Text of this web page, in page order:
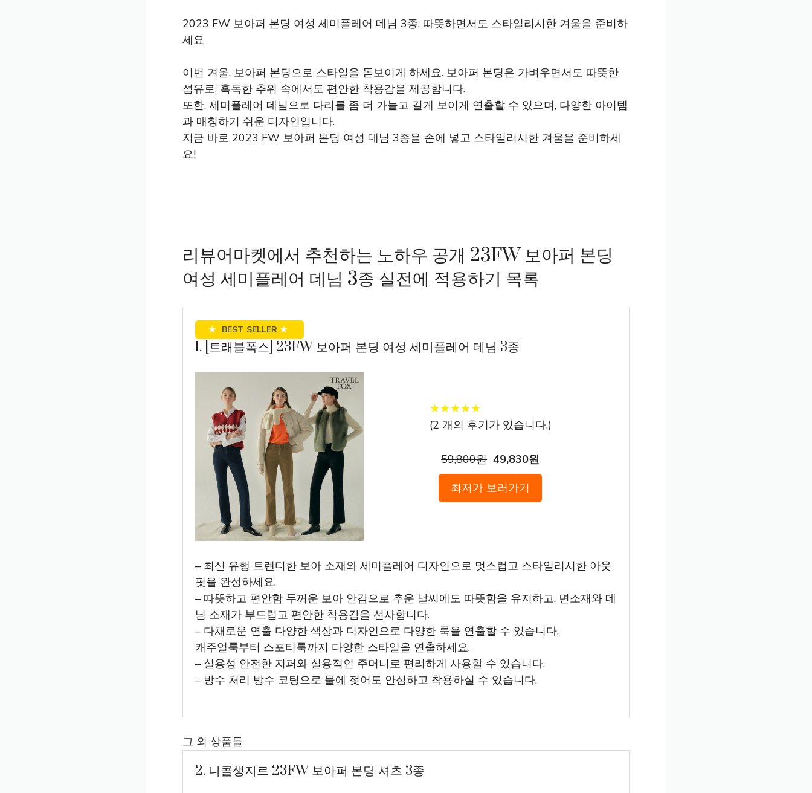
2023 FW 보아퍼 본딩 여성 세미플레어 데님 3종, 따뜻하면서도 스타일리시한 겨울을 준비하
세요
이번 겨울, 보아퍼 본딩으로 스타일을 돋보이게 하세요. 보아퍼 본딩은 가벼우면서도 따뜻한
섬유로, 혹독한 추위 속에서도 편안한 착용감을 제공합니다.
또한, 세미플레어 데님으로 다리를 좀 더 가늘고 길게 보이게 연출할 수 있으며, 다양한 아이템
과 매칭하기 쉬운 디자인입니다.
지금 바로 2023 FW 보아퍼 본딩 여성 데님 3종을 손에 넣고 스타일리시한 겨울을 준비하세
요!
리뷰어마켓에서 추천하는 노하우 공개 23FW 보아퍼 본딩
여성 세미플레어 데님 3종 실전에 적용하기 목록
★ BEST SELLER ★
1. [트래블폭스] 23FW 보아퍼 본딩 여성 세미플레어 데님 3종
★★★★★
★★★★★
(2 개의 후기가 있습니다.)
59,800원 49,830원
최저가 보러가기
– 최신 유행 트렌디한 보아 소재와 세미플레어 디자인으로 멋스럽고 스타일리시한 아웃
핏을 완성하세요.
– 따뜻하고 편안함 두꺼운 보아 안감으로 추운 날씨에도 따뜻함을 유지하고, 면소재와 데
님 소재가 부드럽고 편안한 착용감을 선사합니다.
– 다채로운 연출 다양한 색상과 디자인으로 다양한 룩을 연출할 수 있습니다.
캐주얼룩부터 스포티룩까지 다양한 스타일을 연출하세요.
– 실용성 안전한 지퍼와 실용적인 주머니로 편리하게 사용할 수 있습니다.
– 방수 처리 방수 코팅으로 물에 젖어도 안심하고 착용하실 수 있습니다.
그 외 상품들
2. 니콜생지르 23FW 보아퍼 본딩 셔츠 3종